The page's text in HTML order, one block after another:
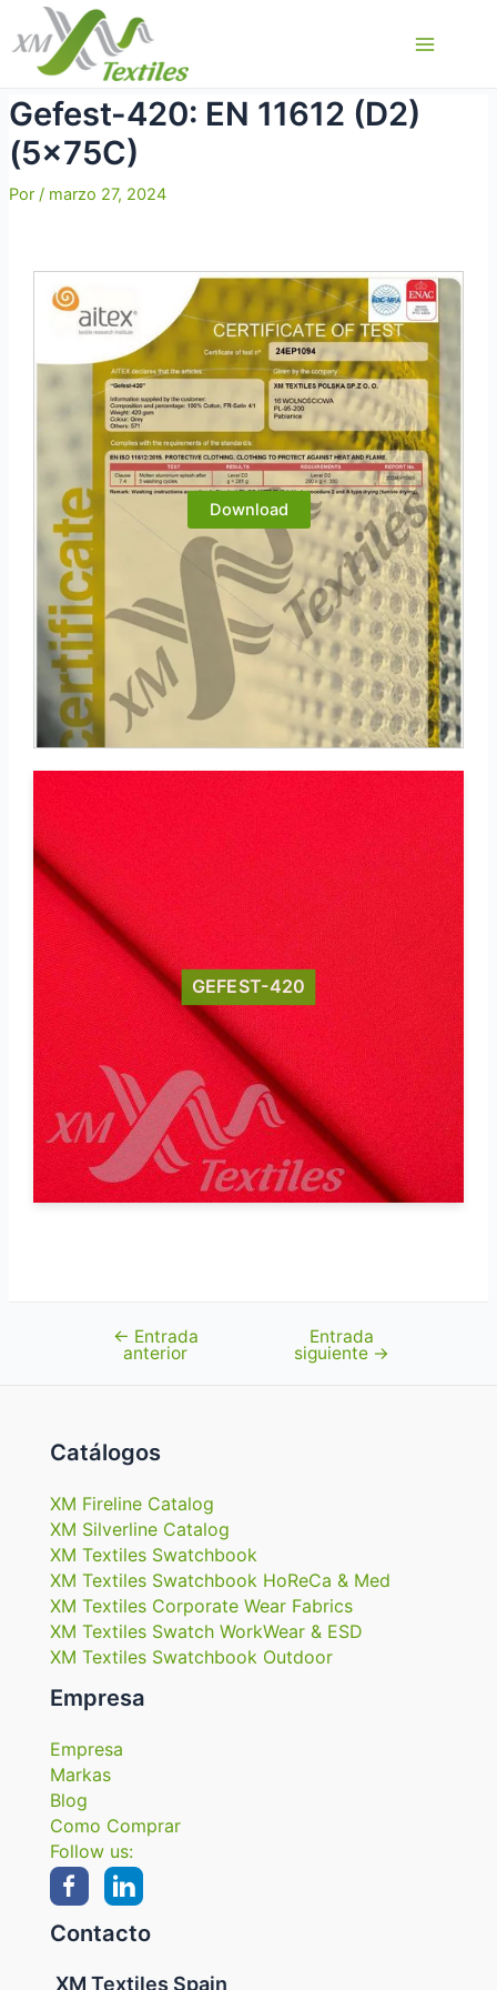
contenido
Menu
Gefest-420: EN 11612 (D2)
(5x75C)
Por / marzo 27, 2024
Download
GEFEST-420
Navegación
← Entrada
anterior
Entrada
siguiente →
Catálogos
XM Fireline Catalog
XM Silverline Catalog
XM Textiles Swatchbook
XM Textiles Swatchbook HoReCa & Med
XM Textiles Corporate Wear Fabrics
XM Textiles Swatch WorkWear & ESD
XM Textiles Swatchbook Outdoor
Empresa
Empresa
Markas
Blog
Como Comprar
Follow us:
Contacto
XM Textiles Spain